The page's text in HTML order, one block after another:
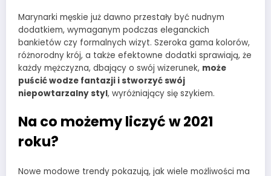
Marynarki męskie już dawno przestały być nudnym
dodatkiem, wymaganym podczas eleganckich
bankietów czy formalnych wizyt. Szeroka gama kolorów,
różnorodny krój, a także efektowne dodatki sprawiają, że
każdy mężczyzna, dbający o swój wizerunek, może
puścić wodze fantazji i stworzyć swój
niepowtarzalny styl, wyróżniający się szykiem.
Na co możemy liczyć w 2021
roku?
Nowe modowe trendy pokazują, jak wiele możliwości ma